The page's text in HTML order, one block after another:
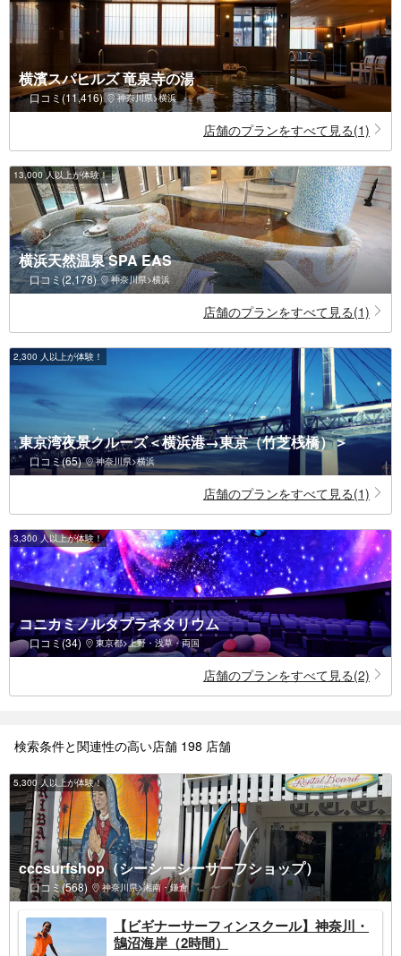
横濱スパヒルズ 竜泉寺の湯
口コミ(11,416) 神奈川県>横浜
店舗のプランをすべて見る(1)
13,000 人以上が体験！
横浜天然温泉 SPA EAS
口コミ(2,178) 神奈川県>横浜
店舗のプランをすべて見る(1)
2,300 人以上が体験！
東京湾夜景クルーズ＜横浜港→東京（竹芝桟橋）＞
口コミ(65) 神奈川県>横浜
店舗のプランをすべて見る(1)
3,300 人以上が体験！
コニカミノルタプラネタリウム
口コミ(34) 東京都>上野・浅草・両国
店舗のプランをすべて見る(2)
検索条件と関連性の高い店舗 198 店舗
5,300 人以上が体験！
cccsurfshop（シーシーシーサーフショップ）
口コミ(568) 神奈川県>湘南・鎌倉
【ビギナーサーフィンスクール】神奈川・
鵠沼海岸（2時間）